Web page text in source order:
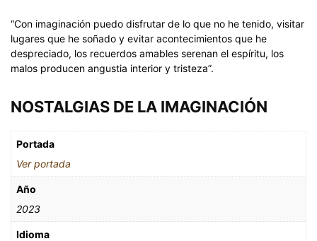
“Con imaginación puedo disfrutar de lo que no he tenido, visitar
lugares que he soñado y evitar acontecimientos que he
despreciado, los recuerdos amables serenan el espíritu, los
malos producen angustia interior y tristeza”.
NOSTALGIAS DE LA IMAGINACIÓN
Portada
Ver portada
Año
2023
Idioma